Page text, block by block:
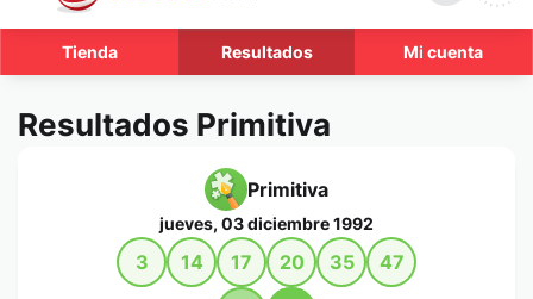
Tienda Resultados Mi cuenta
Resultados Primitiva
Primitiva
jueves, 03 diciembre 1992
3 14 17 20 35 47